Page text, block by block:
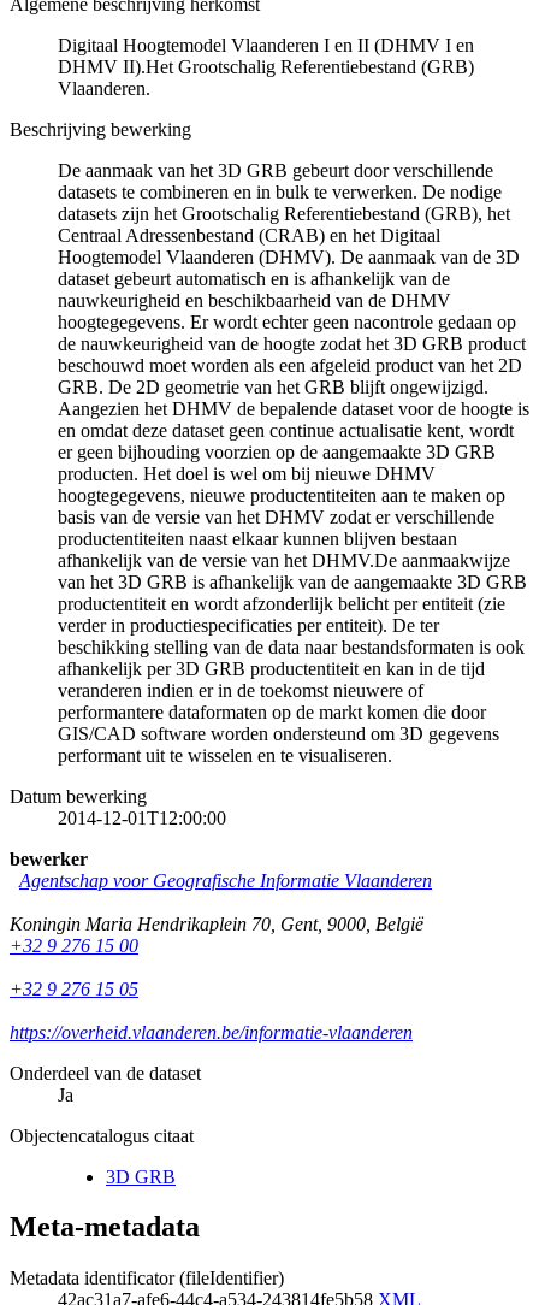
Digitaal Hoogtemodel Vlaanderen I en II (DHMV I en
DHMV II).Het Grootschalig Referentiebestand (GRB)
Vlaanderen.
Beschrijving bewerking
De aanmaak van het 3D GRB gebeurt door verschillende
datasets te combineren en in bulk te verwerken. De nodige
datasets zijn het Grootschalig Referentiebestand (GRB), het
Centraal Adressenbestand (CRAB) en het Digitaal
Hoogtemodel Vlaanderen (DHMV). De aanmaak van de 3D
dataset gebeurt automatisch en is afhankelijk van de
nauwkeurigheid en beschikbaarheid van de DHMV
hoogtegegevens. Er wordt echter geen nacontrole gedaan op
de nauwkeurigheid van de hoogte zodat het 3D GRB product
beschouwd moet worden als een afgeleid product van het 2D
GRB. De 2D geometrie van het GRB blijft ongewijzigd.
Aangezien het DHMV de bepalende dataset voor de hoogte is
en omdat deze dataset geen continue actualisatie kent, wordt
er geen bijhouding voorzien op de aangemaakte 3D GRB
producten. Het doel is wel om bij nieuwe DHMV
hoogtegegevens, nieuwe productentiteiten aan te maken op
basis van de versie van het DHMV zodat er verschillende
productentiteiten naast elkaar kunnen blijven bestaan
afhankelijk van de versie van het DHMV.De aanmaakwijze
van het 3D GRB is afhankelijk van de aangemaakte 3D GRB
productentiteit en wordt afzonderlijk belicht per entiteit (zie
verder in productiespecificaties per entiteit). De ter
beschikking stelling van de data naar bestandsformaten is ook
afhankelijk per 3D GRB productentiteit en kan in de tijd
veranderen indien er in de toekomst nieuwere of
performantere dataformaten op de markt komen die door
GIS/CAD software worden ondersteund om 3D gegevens
performant uit te wisselen en te visualiseren.
Datum bewerking
2014-12-01T12:00:00
bewerker
Agentschap voor Geografische Informatie Vlaanderen
Koningin Maria Hendrikaplein 70 Gent, 9000 België
+32 9 276 15 00
+32 9 276 15 05
https://overheid.vlaanderen.be/informatie-vlaanderen
Onderdeel van de dataset
Ja
Objectencatalogus citaat
3D GRB
Meta-metadata
Metadata identificator (fileIdentifier)
42ac31a7-afe6-44c4-a534-243814fe5b58 XML